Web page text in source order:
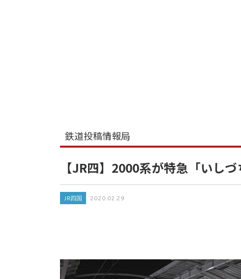
鉄道投稿情報局
【JR四】2000系が特急「いし
JR四国 2020.02.29